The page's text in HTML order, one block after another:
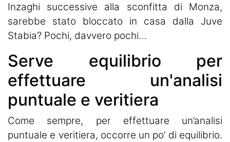
Inzaghi successive alla sconfitta di Monza,
sarebbe stato bloccato in casa dalla Juve
Stabia? Pochi, davvero pochi…
Serve equilibrio per
effettuare un'analisi
puntuale e veritiera
Come sempre, per effettuare un’analisi
puntuale e veritiera, occorre un po’ di equilibrio.